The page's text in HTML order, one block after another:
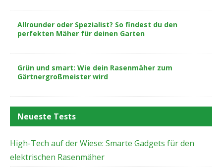
Allrounder oder Spezialist? So findest du den
perfekten Mäher für deinen Garten
Grün und smart: Wie dein Rasenmäher zum
Gärtnergroßmeister wird
Neueste Tests
High-Tech auf der Wiese: Smarte Gadgets für den
elektrischen Rasenmäher